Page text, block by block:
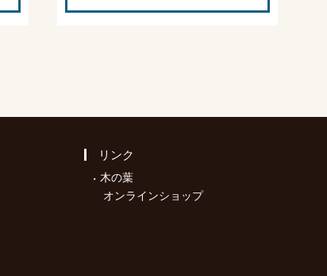
リンク
木の葉
オンラインショップ